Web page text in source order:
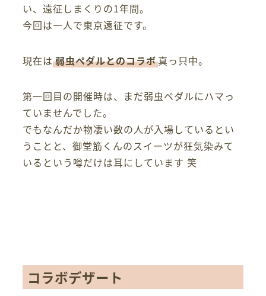
い、遠征しまくりの1年間。
今回は一人で東京遠征です。
現在は弱虫ペダルとのコラボ真っ只中。
第一回目の開催時は、まだ弱虫ペダルにハマっ
ていませんでした。
でもなんだか物凄い数の人が入場しているとい
うことと、御堂筋くんのスイーツが狂気染みて
いるという噂だけは耳にしています 笑
コラボデザート